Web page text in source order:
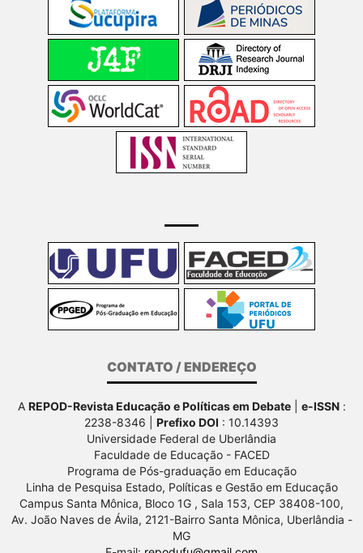
CONTATO / ENDEREÇO
A REPOD-Revista Educação e Políticas em Debate| e-ISSN:
2238-8346 | Prefixo DOI : 10.14393
Universidade Federal de Uberlândia
Faculdade de Educação - FACED
Programa de Pós-graduação em Educação
Linha de Pesquisa Estado, Políticas e Gestão em Educação
Campus Santa Mônica, Bloco 1G , Sala 153, CEP 38408-100,
Av. João Naves de Ávila, 2121-Bairro Santa Mônica, Uberlândia -
MG